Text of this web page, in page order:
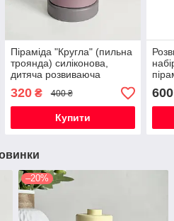
Піраміда "Кругла" (пильна
троянда) силіконова,
дитяча розвиваюча
іграшка сенсорна
320₴ 400 ₴
Купити
на
600
–20%